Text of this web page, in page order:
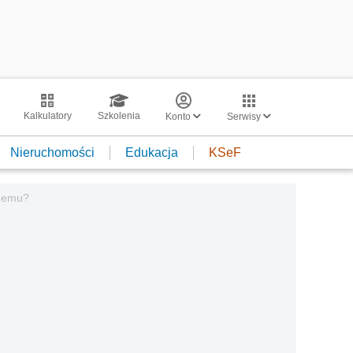
Kalkulatory Szkolenia Konto Serwisy
Nieruchomości Edukacja KSeF